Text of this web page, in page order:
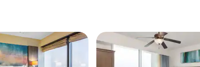
4,79 von 5, 43 Bewertungen